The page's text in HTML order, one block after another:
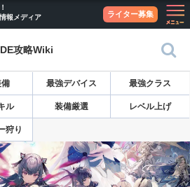
報メディア
ライター募集
攻略Wiki
最強デバイス 最強クラス
ル 装備厳選 レベル上げ
狩り